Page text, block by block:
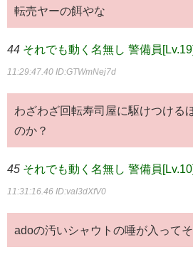
転売ヤーの餌やな
44 それでも動く名無し 警備員[Lv.19]
11:29:47.40 ID:GTWmNej7d
わざわざ回転寿司屋に駆けつける
のか？
45 それでも動く名無し 警備員
11:31:16.46 ID:vaI3dXfV0
adoの汚いシャウトの唾が入って